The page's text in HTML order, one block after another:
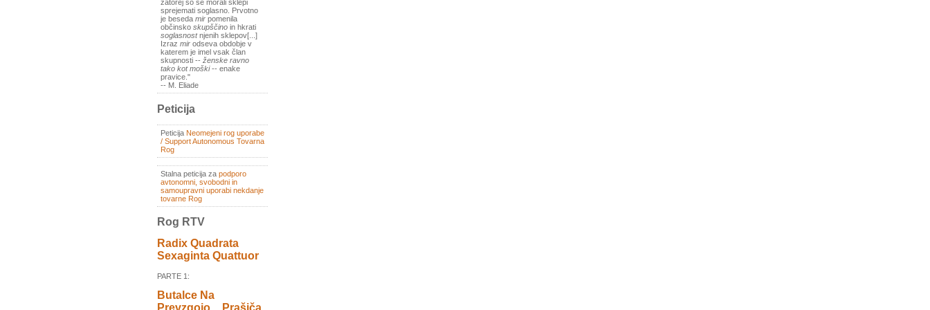
zatorej so se morali sklepi
sprejemati soglasno. Prvotno
je beseda mir pomenila
občinsko skupščino in hkrati
soglasnostnjenih sklepov[...]
Izraz mir odseva obdobje v
katerem je imel vsak član
skupnosti -- ženske ravno
tako kot moški-- enake
pravice."
-- M. Eliade
Peticija
Peticija Neomejeni rog uporabe
/ Support Autonomous Tovarna
Rog
Stalna peticija za podporo
avtonomni, svobodni in
samoupravni uporabi nekdanje
tovarne Rog
Rog RTV
Radix Quadrata
Sexaginta Quattuor
PARTE 1:
Butalce Na
Prevzgojo _ Prašiča